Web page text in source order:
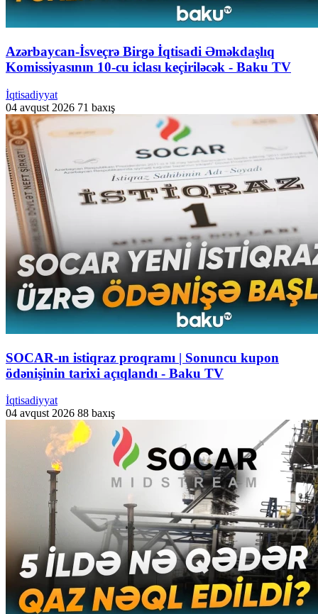
Azərbaycan-İsveçrə Birgə İqtisadi Əməkdaşlıq
Komissiyasının 10-cu iclası keçiriləcək - Baku TV
İqtisadiyyat
04 avqust 2026 71 baxış
SOCAR-ın istiqraz proqramı | Sonuncu kupon
ödənişinin tarixi açıqlandı - Baku TV
İqtisadiyyat
04 avqust 2026 88 baxış